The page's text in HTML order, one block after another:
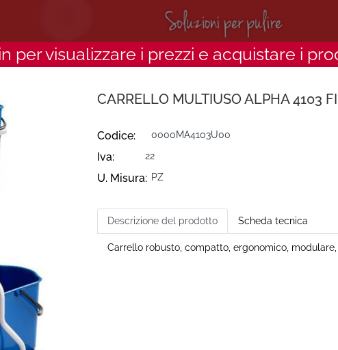
per visualizzare i prezzi e acquistare i
CARRELLO MULTIUSO ALPHA 4103
Codice: 0000MA4103U00
Iva: 22
U. Misura: PZ
Descrizione del prodotto Scheda tecnica
Carrello robusto, compatto, ergonomico,